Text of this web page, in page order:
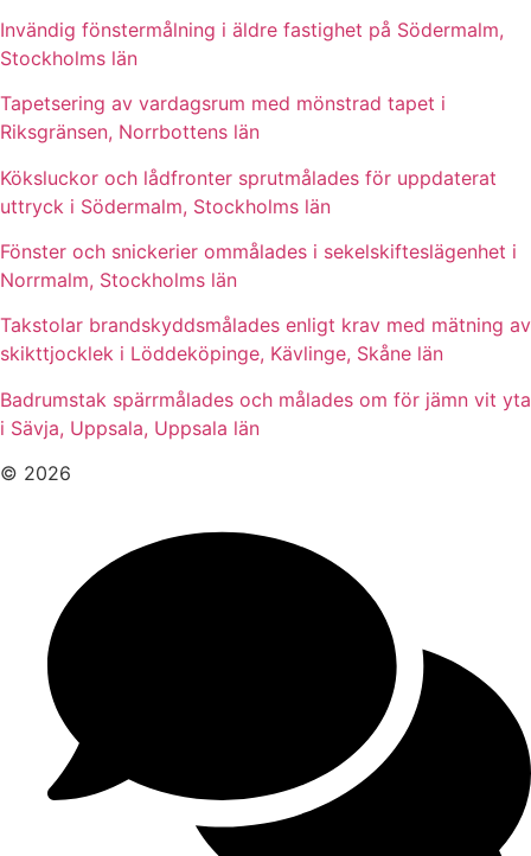
Invändig fönstermålning i äldre fastighet på Södermalm,
Stockholms län
Tapetsering av vardagsrum med mönstrad tapet i
Riksgränsen, Norrbottens län
Köksluckor och lådfronter sprutmålades för uppdaterat
uttryck i Södermalm, Stockholms län
Fönster och snickerier ommålades i sekelskifteslägenhet i
Norrmalm, Stockholms län
Takstolar brandskyddsmålades enligt krav med mätning av
skikttjocklek i Löddeköpinge, Kävlinge, Skåne län
Badrumstak spärrmålades och målades om för jämn vit yta
i Sävja, Uppsala, Uppsala län
© 2026